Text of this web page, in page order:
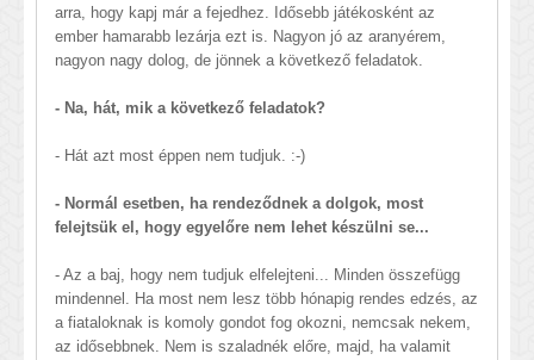
arra, hogy kapj már a fejedhez. Idősebb játékosként az
ember hamarabb lezárja ezt is. Nagyon jó az aranyérem,
nagyon nagy dolog, de jönnek a következő feladatok.
- Na, hát, mik a következő feladatok?
- Hát azt most éppen nem tudjuk. :-)
- Normál esetben, ha rendeződnek a dolgok, most
felejtsük el, hogy egyelőre nem lehet készülni se...
- Az a baj, hogy nem tudjuk elfelejteni... Minden összefügg
mindennel. Ha most nem lesz több hónapig rendes edzés, az
a fiataloknak is komoly gondot fog okozni, nemcsak nekem,
az idősebbnek. Nem is szaladnék előre, majd, ha valamit